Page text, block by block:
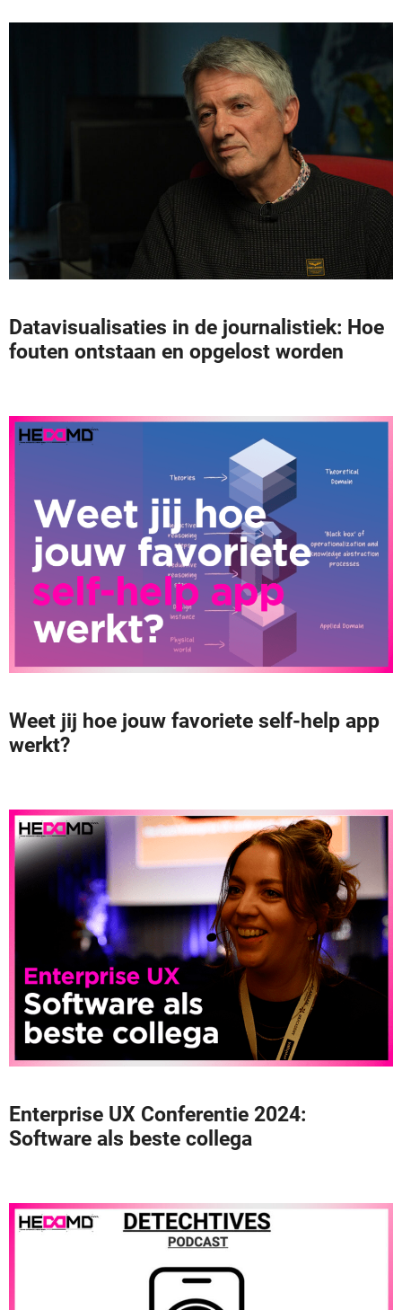
Datavisualisaties in de journalistiek: Hoe
fouten ontstaan en opgelost worden
Weet jij hoe jouw favoriete self-help app
werkt?
Enterprise UX Conferentie 2024:
Software als beste collega